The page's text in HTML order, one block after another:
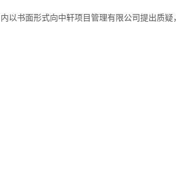
书面形式向中轩项目管理有限公司提出质疑